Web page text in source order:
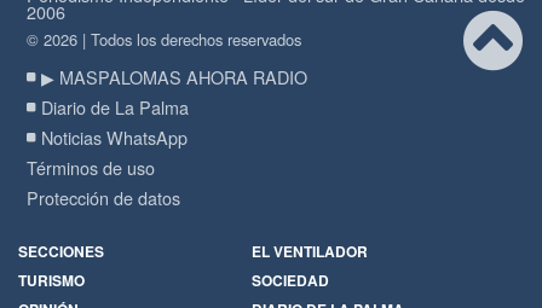
2006
© 2026 | Todos los derechos reservados
▶ MASPALOMAS AHORA RADIO
Diario de La Palma
Noticias WhatsApp
Términos de uso
Protección de datos
SECCIONES
EL VENTILADOR
TURISMO
SOCIEDAD